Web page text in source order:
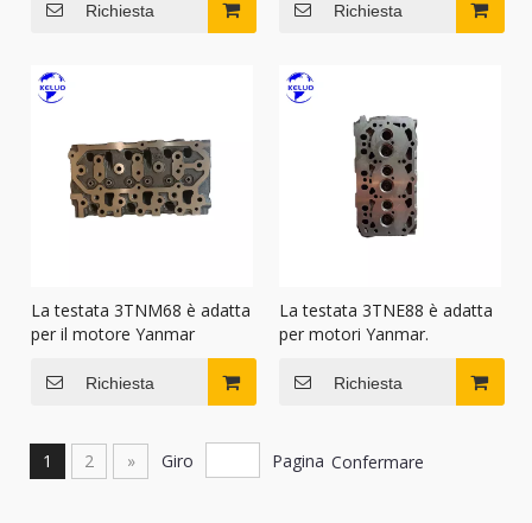
Richiesta Richiesta
La testata 3TNM68 è adatta
per il motore Yanmar
Richiesta
La testata 3TNE88 è adatta
per motori Yanmar.
Richiesta
1 2 » Giro Pagina Confermare